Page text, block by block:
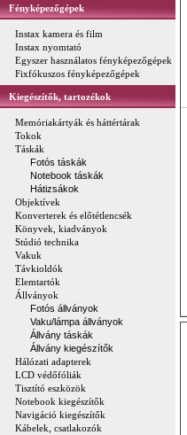
Fényképezőgépek
Instax kamera és film
Instax nyomtató
Egyszer használatos fényképezőgépek
Fixfókuszos fényképezőgépek
Kiegészítők, tartozékok
Memóriakártyák és háttértárak
Tokok
Táskák
Fotós táskák
Notebook táskák
Hátizsákok
Objektívek
Konverterek és előtétlencsék
Könyvek, kiadványok
Stúdió technika
Vakuk
Távkioldók
Elemtartók
Állványok
Fotós állványok
Vaku/lámpa állványok
Állvány táskák
Állvány kiegészítők
Hálózati adapterek
LCD védőfóliák
Tisztító eszközök
Notebook kiegészítők
Navigáció kiegészítők
Kábelek, csatlakozók